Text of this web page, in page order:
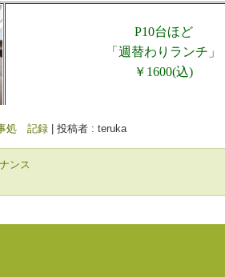
処 記録 投稿者 : teruka
ンス